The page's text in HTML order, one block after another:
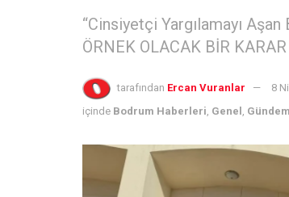
“Cinsiyetçi Yargılamayı
ÖRNEK OLACAK BİR KARAR
tarafından Ercan Vuranlar
8
içinde Bodrum Haberleri Genel Gündem